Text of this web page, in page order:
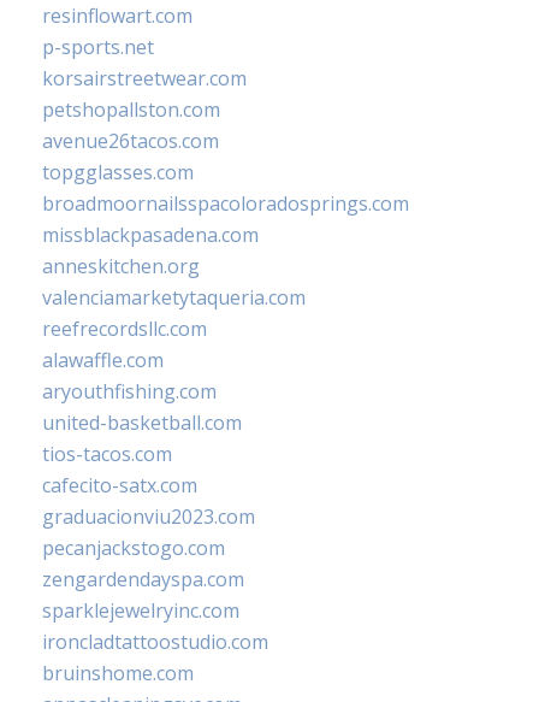
resinflowart.com
p-sports.net
korsairstreetwear.com
petshopallston.com
avenue26tacos.com
topgglasses.com
broadmoornailsspacoloradosprings.com
missblackpasadena.com
anneskitchen.org
valenciamarketytaqueria.com
reefrecordsllc.com
alawaffle.com
aryouthfishing.com
united-basketball.com
tios-tacos.com
cafecito-satx.com
graduacionviu2023.com
pecanjackstogo.com
zengardendayspa.com
sparklejewelryinc.com
ironcladtattoostudio.com
bruinshome.com